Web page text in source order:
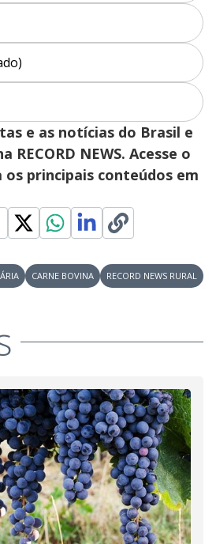
e as notícias do Brasil e
RECORD NEWS. Acesse o
os principais conteúdos em
CARNE BOVINA RECORD NEWS RURAL